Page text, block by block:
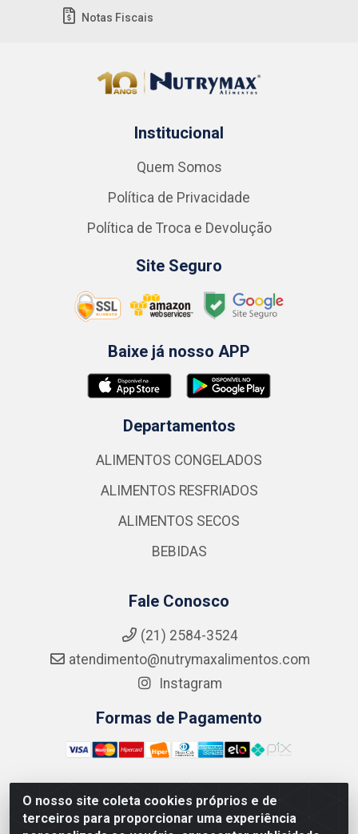
O nosso site coleta cookies próprios e de
terceiros para proporcionar uma experiência
Notas Fiscais
Institucional
Quem Somos
Política de Privacidade
Política de Troca e Devolução
Site Seguro
Baixe já nosso APP
Departamentos
ALIMENTOS CONGELADOS
ALIMENTOS RESFRIADOS
ALIMENTOS SECOS
BEBIDAS
Fale Conosco
(21) 2584-3524
atendimento@nutrymaxalimentos.com
Instagram
Formas de Pagamento
NUTRY MAX COMÉRCIO DE PRODUTOS ALIMENTICIOS
LTDA - RUA DO FEIJÃO, 721 PENHA CIRCULAR/RJ -